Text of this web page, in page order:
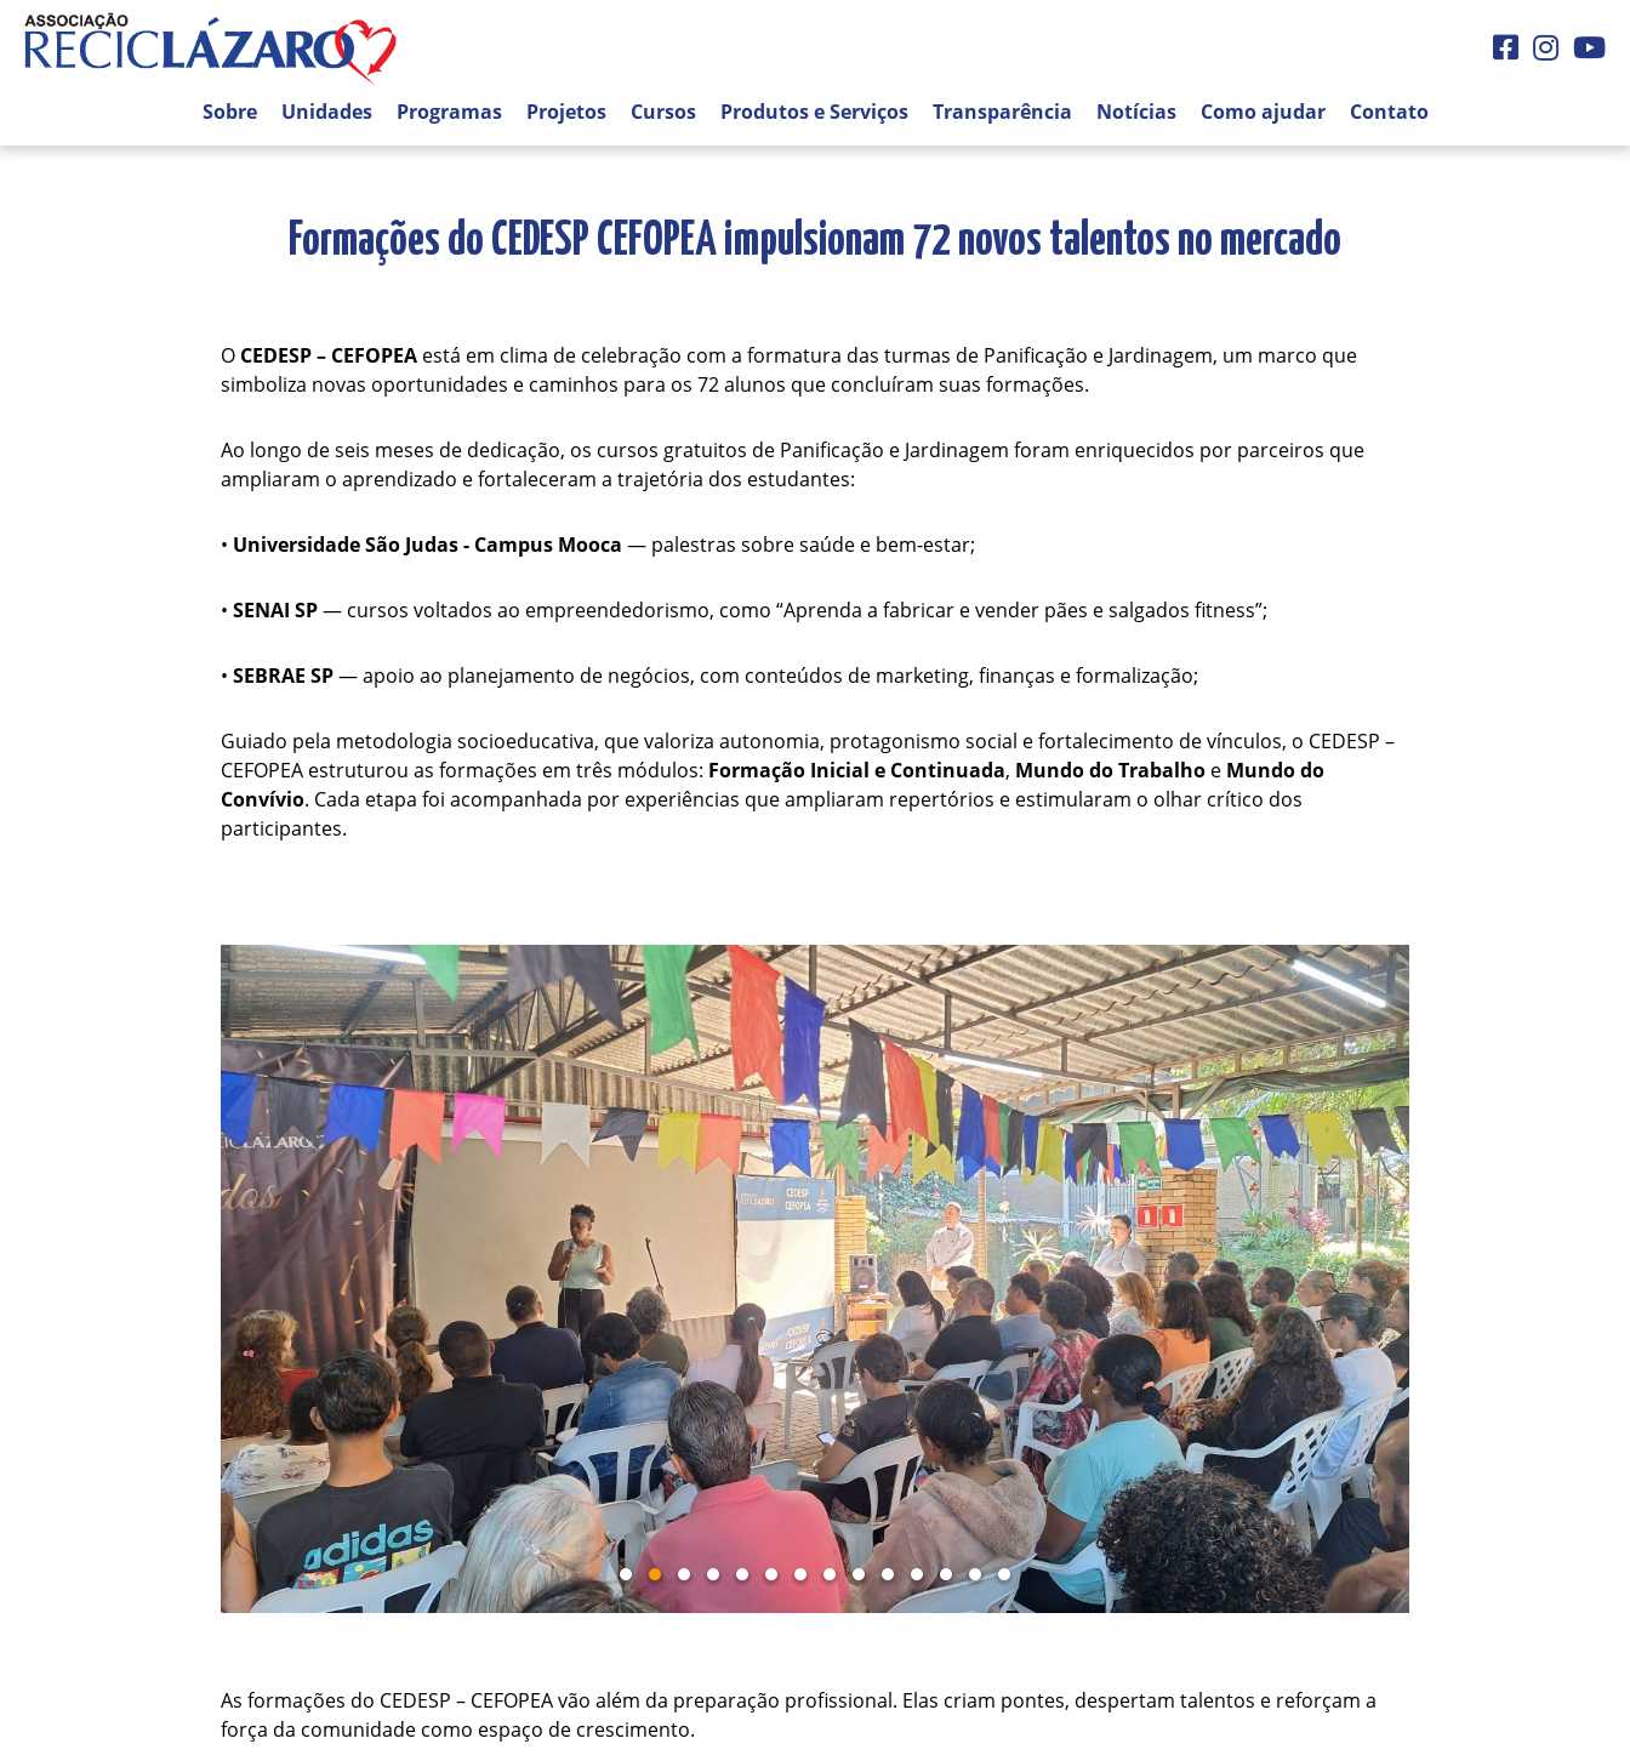
Facebook
Sobre
Unidades Programas Projetos Cursos Produtos e Serviços Transparência Notícias Como ajudar Contato
Formações do CEDESP CEFOPEA impulsionam 72 novos talentos no mercado
O CEDESP – CEFOPEA está em clima de celebração com a formatura das turmas de Panificação e Jardinagem, um marco que
simboliza novas oportunidades e caminhos para os 72 alunos que concluíram suas formações.
Ao longo de seis meses de dedicação, os cursos gratuitos de Panificação e Jardinagem foram enriquecidos por parceiros que
ampliaram o aprendizado e fortaleceram a trajetória dos estudantes:
• Universidade São Judas - Campus Mooca — palestras sobre saúde e bem-estar;
• SENAI SP— cursos voltados ao empreendedorismo, como “Aprenda a fabricar e vender pães e salgados fitness”;
• SEBRAE SP— apoio ao planejamento de negócios, com conteúdos de marketing, finanças e formalização;
Guiado pela metodologia socioeducativa, que valoriza autonomia, protagonismo social e fortalecimento de vínculos, o CEDESP –
CEFOPEA estruturou as formações em três módulos: Formação Inicial e Continuada, Mundo do Trabalho e Mundo do
Convívio. Cada etapa foi acompanhada por experiências que ampliaram repertórios e estimularam o olhar crítico dos
participantes.
As formações do CEDESP – CEFOPEA vão além da preparação profissional. Elas criam pontes, despertam talentos e reforçam a
força da comunidade como espaço de crescimento.